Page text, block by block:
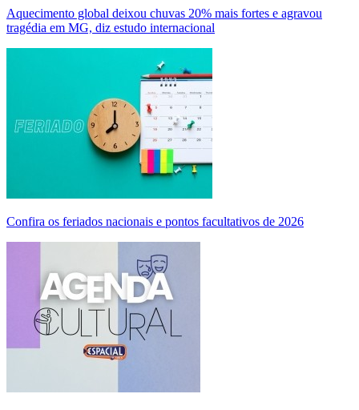
Aquecimento global deixou chuvas 20% mais fortes e agravou
tragédia em MG, diz estudo internacional
Confira os feriados nacionais e pontos facultativos de 2026